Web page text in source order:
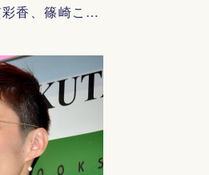
彩香、篠崎こ…